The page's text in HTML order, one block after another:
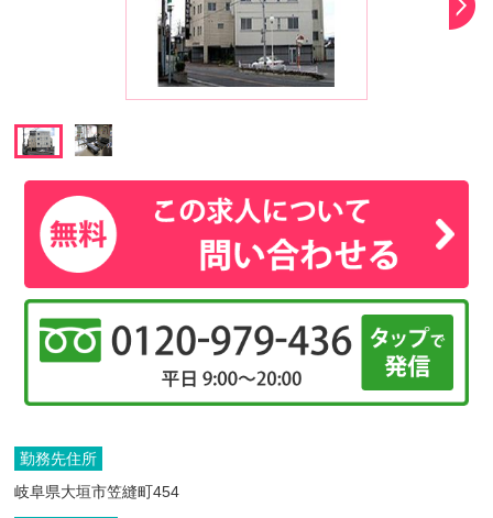
勤務先住所
岐阜県大垣市笠縫町454